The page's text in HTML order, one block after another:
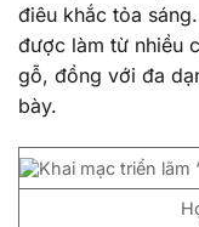
điêu khắc tỏa
được làm từ nhiều
gỗ, đồng với đa
bày.